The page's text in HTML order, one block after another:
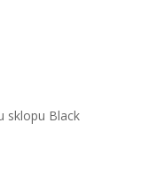
sklopu Black